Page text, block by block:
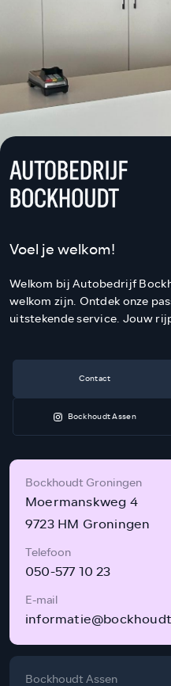
Voel je welkom!
Welkom bij Autobedrijf
welkom zijn. Ontdek onze
uitstekende service. Jouw
Contact
Bockhoudt Assen
Bockhoudt Groningen
Moermanskweg 4
9723 HM Groningen
Telefoon
050-577 10 23
E-mail
Bockhoudt Assen